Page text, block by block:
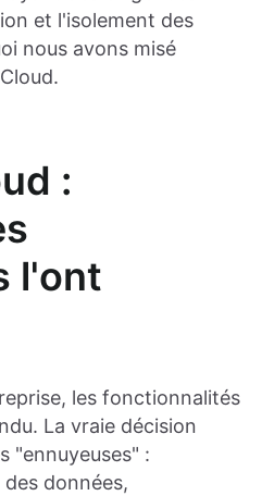
et l'isolement des
nous avons misé
:
l'ont
les fonctionnalités
La vraie décision
"ennuyeuses" :
données,